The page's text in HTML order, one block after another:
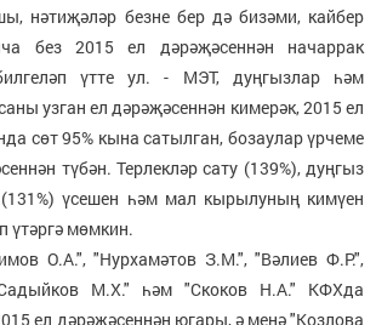
нәтиҗәләр безне бер дә бизәми, кайбер
без 2015 ел дәрәҗәсеннән начаррак
үтте ул. - МЭТ, дуңгызлар һәм
узган ел дәрәҗәсеннән кимерәк, 2015 ел
сөт 95% кына сатылган, бозаулар үрчеме
түбән. Терлекләр сату (139%), дуңгыз
үсешен һәм мал кырылуның кимүен
үтәргә мөмкин.
О.А.", "Нурхамәтов З.М.", "Вәлиев Ф.Р.",
М.Х." һәм "Скоков Н.А." КФХда
ел дәрәҗәсеннән югары, ә менә "Козлова